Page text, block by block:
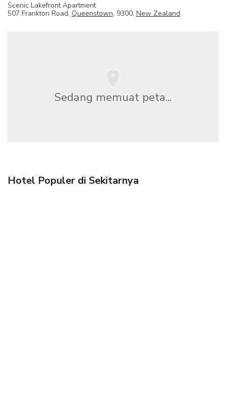
Scenic Lakefront Apartment
507 Frankton Road, Queenstown, 9300, New Zealand
Sedang memuat peta...
Hotel Populer di Sekitarnya